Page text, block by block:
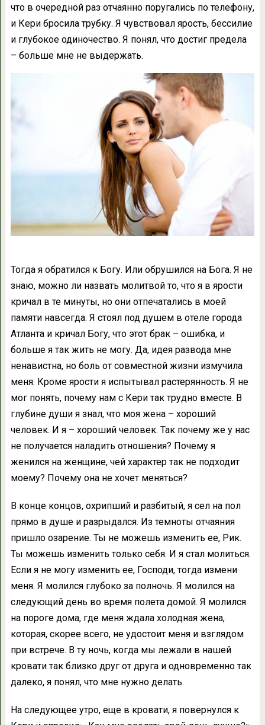
что в очередной раз отчаянно поругались по телефону,
и Кери бросила трубку. Я чувствовал ярость, бессилие
и глубокое одиночество. Я понял, что достиг предела
– больше мне не выдержать.
Тогда я обратился к Богу. Или обрушился на Бога. Я не
знаю, можно ли назвать молитвой то, что я в ярости
кричал в те минуты, но они отпечатались в моей
памяти навсегда. Я стоял под душем в отеле города
Атланта и кричал Богу, что этот брак – ошибка, и
больше я так жить не могу. Да, идея развода мне
ненавистна, но боль от совместной жизни измучила
меня. Кроме ярости я испытывал растерянность. Я не
мог понять, почему нам с Кери так трудно вместе. В
глубине души я знал, что моя жена – хороший
человек. И я – хороший человек. Так почему же у нас
не получается наладить отношения? Почему я
женился на женщине, чей характер так не подходит
моему? Почему она не хочет меняться?
В конце концов, охрипший и разбитый, я сел на пол
прямо в душе и разрыдался. Из темноты отчаяния
пришло озарение. Ты не можешь изменить ее, Рик.
Ты можешь изменить только себя. И я стал молиться.
Если я не могу изменить ее, Господи, тогда измени
меня. Я молился глубоко за полночь. Я молился на
следующий день во время полета домой. Я молился
на пороге дома, где меня ждала холодная жена,
которая, скорее всего, не удостоит меня и взглядом
при встрече. В ту ночь, когда мы лежали в нашей
кровати так близко друг от друга и одновременно так
далеко, я понял, что мне нужно делать.
На следующее утро, еще в кровати, я повернулся к